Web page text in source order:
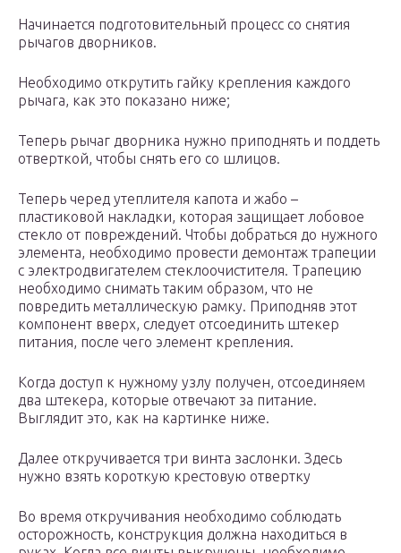
Начинается подготовительный процесс со снятия
рычагов дворников.
Необходимо открутить гайку крепления каждого
рычага, как это показано ниже;
Теперь рычаг дворника нужно приподнять и поддеть
отверткой, чтобы снять его со шлицов.
Теперь черед утеплителя капота и жабо –
пластиковой накладки, которая защищает лобовое
стекло от повреждений. Чтобы добраться до нужного
элемента, необходимо провести демонтаж трапеции
с электродвигателем стеклоочистителя. Трапецию
необходимо снимать таким образом, что не
повредить металлическую рамку. Приподняв этот
компонент вверх, следует отсоединить штекер
питания, после чего элемент крепления.
Когда доступ к нужному узлу получен, отсоединяем
два штекера, которые отвечают за питание.
Выглядит это, как на картинке ниже.
Далее откручивается три винта заслонки. Здесь
нужно взять короткую крестовую отвертку
Во время откручивания необходимо соблюдать
осторожность, конструкция должна находиться в